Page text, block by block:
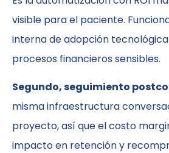
visible para el paciente.
interna de adopción
procesos financieros sensibles.
Segundo, seguimiento
misma infraestructura
proyecto, así que el costo
impacto en retención y